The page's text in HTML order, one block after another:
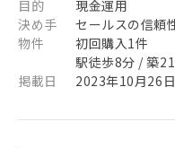
目的
現金運用
決め手
セールスの信頼
物件
初回購入1件
駅徒歩8分 / 築
掲載日
2023年10月26日